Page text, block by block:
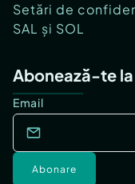
Setări de
SAL și SOL
Abonează-te
Email
Abonare